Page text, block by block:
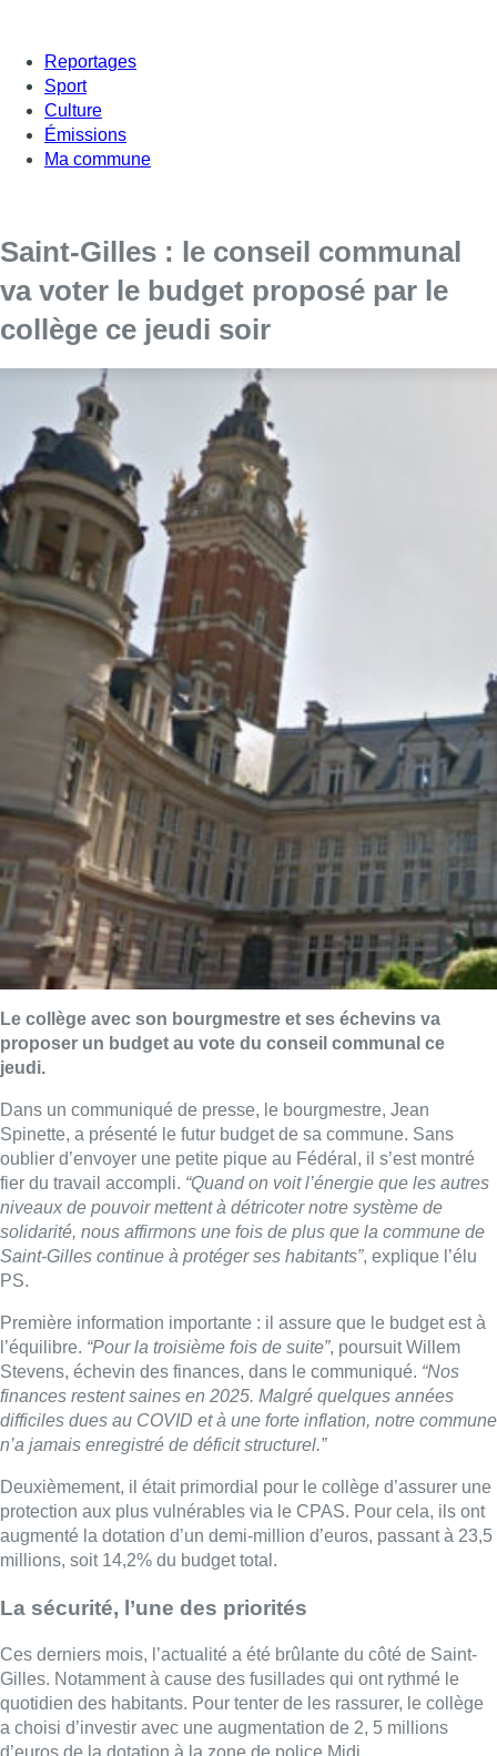
Reportages
Sport
Culture
Émissions
Ma commune
Saint-Gilles : le conseil communal
va voter le budget proposé par le
collège ce jeudi soir
Le collège avec son bourgmestre et ses échevins va
proposer un budget au vote du conseil communal ce
jeudi.
Dans un communiqué de presse, le bourgmestre, Jean
Spinette, a présenté le futur budget de sa commune. Sans
oublier d’envoyer une petite pique au Fédéral, il s’est montré
fier du travail accompli. “Quand on voit l’énergie que les autres
niveaux de pouvoir mettent à détricoter notre système de
solidarité, nous affirmons une fois de plus que la commune de
Saint-Gilles continue à protéger ses habitants”, explique l’élu
PS.
Première information importante : il assure que le budget est à
l’équilibre. “Pour la troisième fois de suite”, poursuit Willem
Stevens, échevin des finances, dans le communiqué. “Nos
finances restent saines en 2025. Malgré quelques années
difficiles dues au COVID et à une forte inflation, notre commune
n’a jamais enregistré de déficit structurel.”
Deuxièmement, il était primordial pour le collège d’assurer une
protection aux plus vulnérables via le CPAS. Pour cela, ils ont
augmenté la dotation d’un demi-million d’euros, passant à 23,5
millions, soit 14,2% du budget total.
La sécurité, l’une des priorités
Ces derniers mois, l’actualité a été brûlante du côté de Saint-
Gilles. Notamment à cause des fusillades qui ont rythmé le
quotidien des habitants. Pour tenter de les rassurer, le collège
a choisi d’investir avec une augmentation de 2, 5 millions